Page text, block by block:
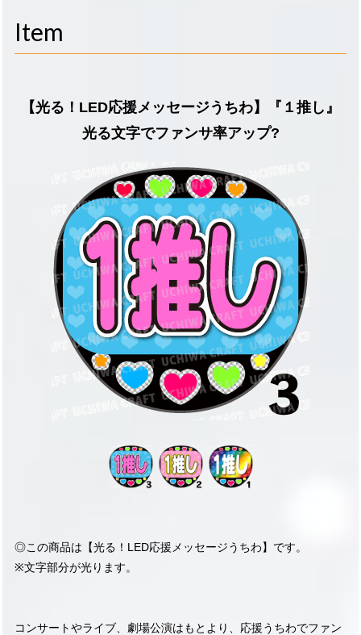
Item
【光る！LED応援メッセージうちわ】『１推し』
光る文字でファンサ率アップ?
◎この商品は【光る！LED応援メッセージうちわ】です。
※文字部分が光ります。
コンサートやライブ、劇場公演はもとより、応援うちわでファン